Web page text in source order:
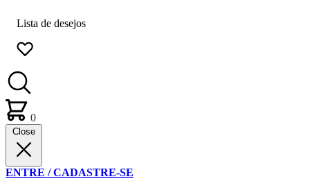
Lista de desejos
0
Close
ENTRE / CADASTRE-SE